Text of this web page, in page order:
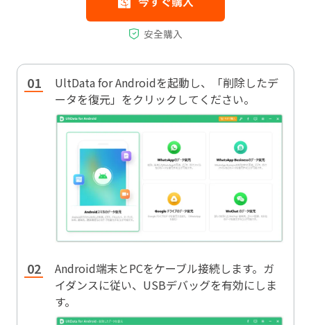
UltData for Androidを起動し、「削除したデ
ータを復元」をクリックしてください。
Android端末とPCをケーブル接続します。ガ
イダンスに従い、USBデバッグを有効にしま
す。